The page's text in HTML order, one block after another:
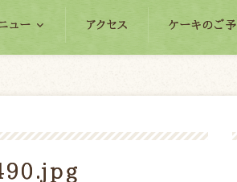
ュー アクセス ケーキのご